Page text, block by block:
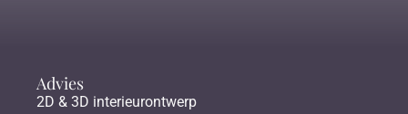
Advies
2D & 3D interieurontwerp